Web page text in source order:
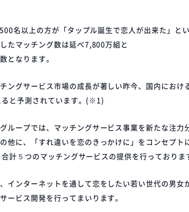
名以上の方が「タップル誕生で恋人が出来た」と
たマッチング数は延べ7,800万組と
となります。
ングサービス市場の成長が著しい昨今、国内におけ
と予測されています。(※1)
ループでは、マッチングサービス事業を新たな注力
他に、「すれ違いを恋のきっかけに」をコンセプト
計５つのマッチングサービスの提供を行っておりま
インターネットを通して恋をしたい若い世代の男女
ービス開発を行ってまいります。